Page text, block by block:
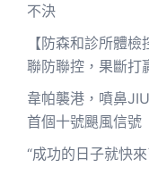
不決
【防森和診所體
聯防聯控，果斷打
韋帕襲港，噴鼻
首個十號颶風信號
“成功的日子就快